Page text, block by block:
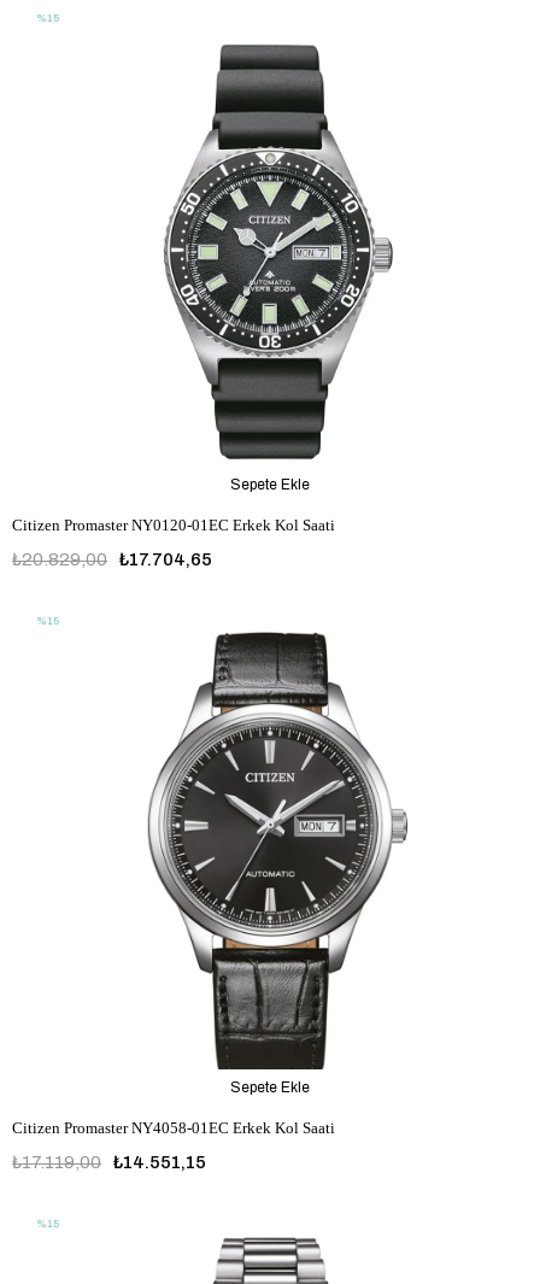
Citizen Promaster NY0120-01EC Erkek Kol Saati
₺17.704,65
₺20.829,00
Sepete Ekle
%15
Citizen Promaster NY4058-01EC Erkek Kol Saati
₺14.551,15
₺17.119,00
Sepete Ekle
%15
%15